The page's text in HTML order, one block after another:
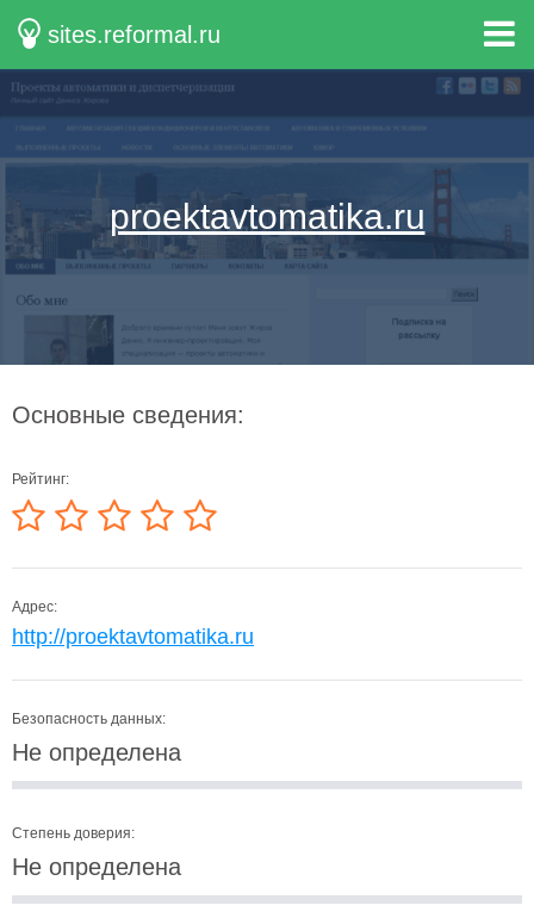
sites.reformal.ru
proektavtomatika.ru
Основные сведения:
Рейтинг:
Адрес:
http://proektavtomatika.ru
Безопасность данных:
Не определена
Степень доверия:
Не определена